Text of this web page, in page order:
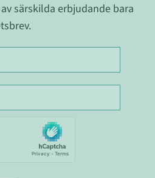
särskilda erbjudande bara